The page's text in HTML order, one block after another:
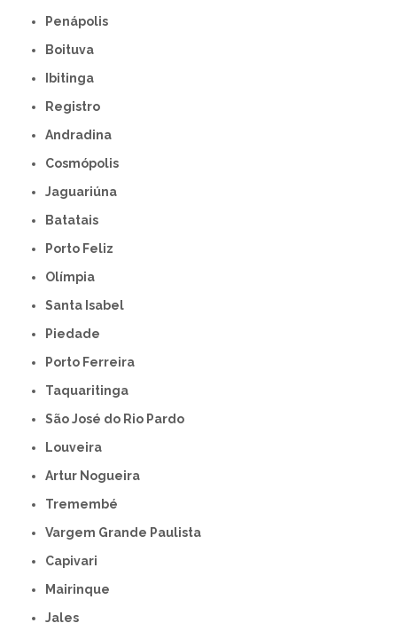
Penápolis
Boituva
Ibitinga
Registro
Andradina
Cosmópolis
Jaguariúna
Batatais
Porto Feliz
Olímpia
Santa Isabel
Piedade
Porto Ferreira
Taquaritinga
São José do Rio Pardo
Louveira
Artur Nogueira
Tremembé
Vargem Grande Paulista
Capivari
Mairinque
Jales